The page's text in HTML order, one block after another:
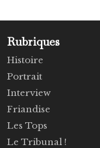
Rubriques
Histoire
Portrait
Interview
Friandise
Les Tops
Le Tribunal !